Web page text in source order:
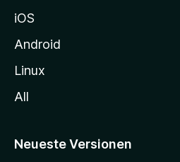
e
n
iOS
Android
Linux
All
Neueste Versionen